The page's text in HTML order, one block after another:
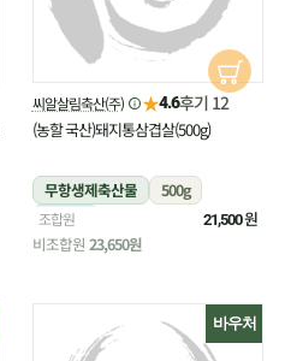
씨알살림축산(주) ★4.6후기 12
(농할 국산)돼지통삼겹살(500g)
무항생제축산물
500g
냉장
조합원 21,500원
비조합원 23,650원
바우처